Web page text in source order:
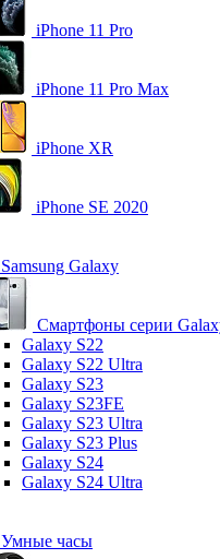
iPhone 11 Pro
iPhone 11 Pro Max
iPhone XR
iPhone SE 2020
Samsung Galaxy
Смартфоны серии
Galaxy S22
Galaxy S22 Ultra
Galaxy S23
Galaxy S23FE
Galaxy S23 Ultra
Galaxy S23 Plus
Galaxy S24
Galaxy S24 Ultra
Умные часы